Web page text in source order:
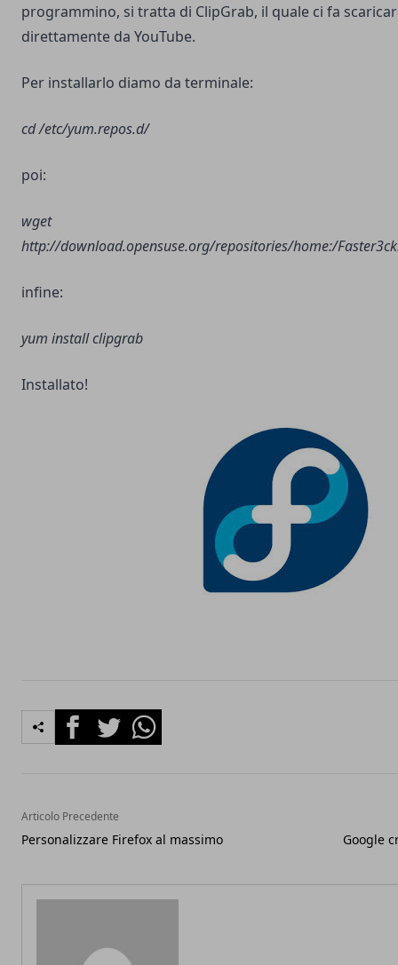
programmino, si tratta di ClipGrab, il quale ci fa
direttamente da YouTube.
Per installarlo diamo da terminale:
cd /etc/yum.repos.d/
poi:
wget
http://download.opensuse.org/repositories/home:/
infine:
yum install clipgrab
Installato!
FacebookTwitterWhatsapp
Articolo Precedente
Personalizzare Firefox al massimo Google